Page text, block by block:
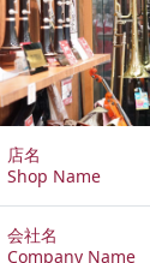
店名
Shop Name
会社名
Company Name